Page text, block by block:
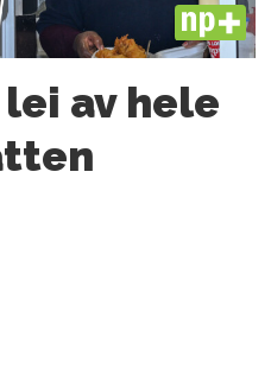
PLUS
av hele